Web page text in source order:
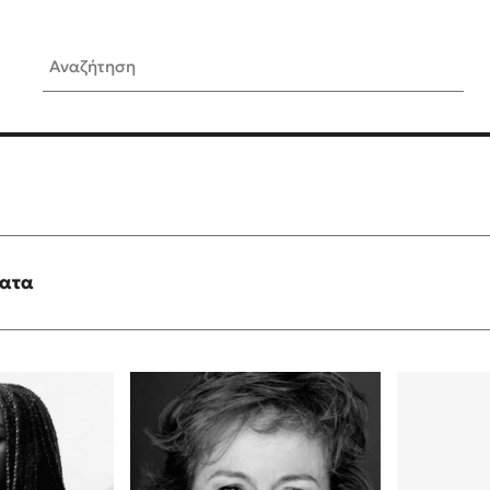
Αναζήτηση
είναι «το πρόβλημα»
αγνοείς
Τι είναι η
Δανάη Δεληγεώργη απαντά!
Συγχαρητήρια, Πέθανες!